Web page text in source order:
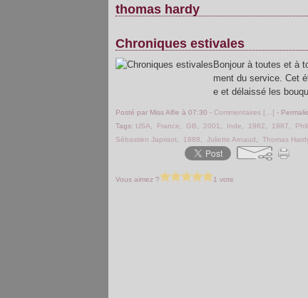
thomas hardy
Chroniques estivales
Bonjour à toutes et à
ment du service. Cet
e et délaissé les
Posté par Miss Alfie à 07:30 - Commentaires [ ] -
Tags: USA France GB 2001 Inde 1962 1987
Sébastien Japrisot
1888 Juliette Arnaud Thomas
Vous aimez ? 1 vote